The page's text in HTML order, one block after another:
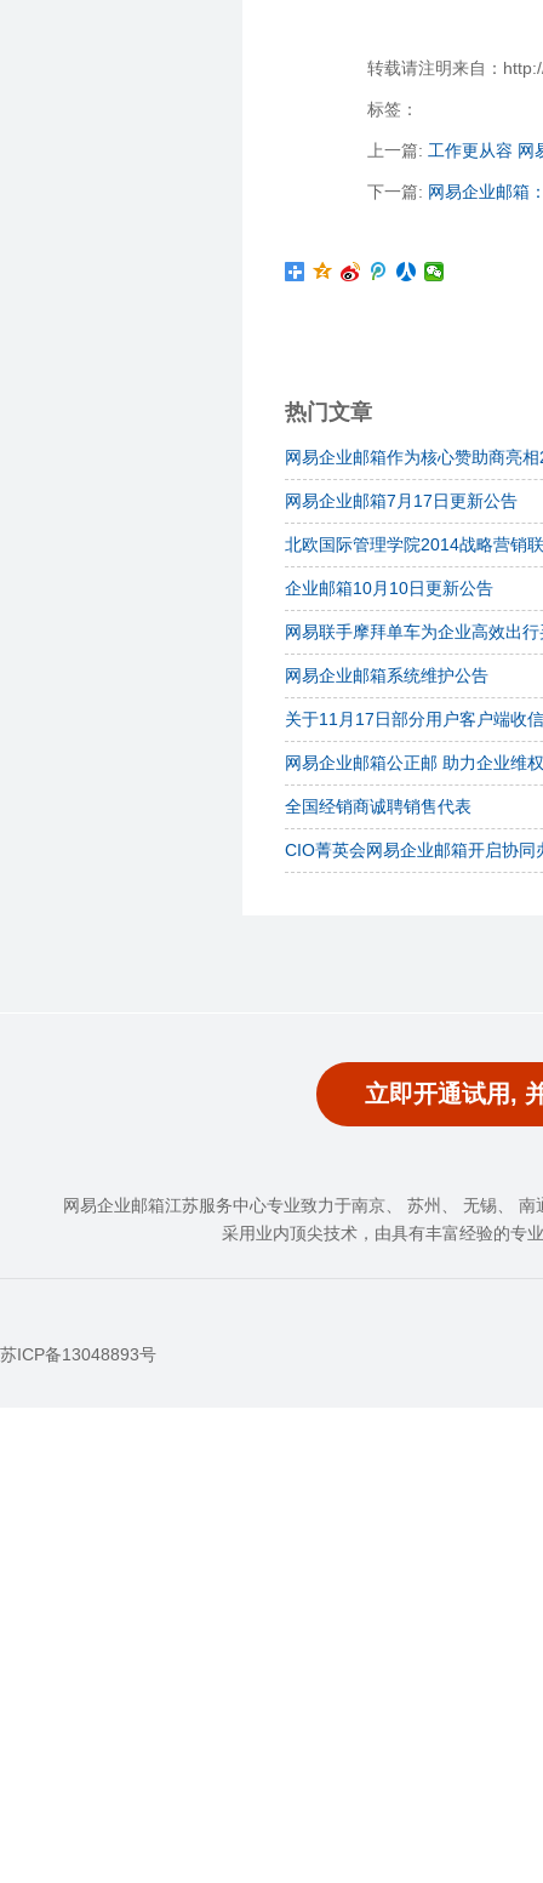
转载请注明来自：
标签：
上一篇: 工作更从容 网
下一篇: 网易企业邮箱
热门文章
网易企业邮箱作为核心赞助商亮
网易企业邮箱7月17日更新公告
北欧国际管理学院2014战略营销
企业邮箱10月10日更新公告
网易联手摩拜单车为企业高效出
网易企业邮箱系统维护公告
关于11月17日部分用户客户端收
网易企业邮箱公正邮 助力企业维
全国经销商诚聘销售代表
CIO菁英会网易企业邮箱开启协同
立即开通试用,
网易企业邮箱江苏服务中心专业致力于南京、 苏州、 无锡、
采用业内顶尖技术，由具有丰富经验的专
苏ICP备13048893号